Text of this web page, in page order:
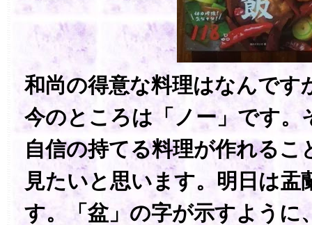
和尚の得意な料理はなんです
今のところは「ノー」です。
自信の持てる料理が作れるこ
見たいと思います。明日は盂
す。「盆」の字が示すように